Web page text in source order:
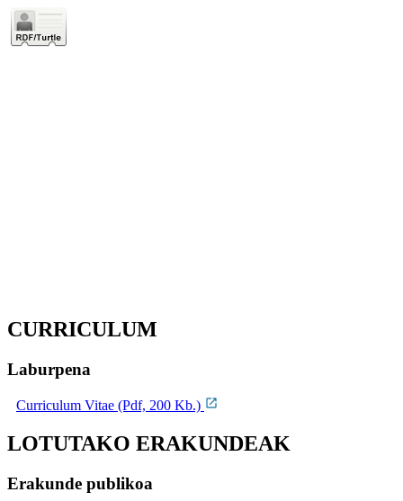
CURRICULUM
Laburpena
Curriculum Vitae (Pdf, 200 Kb.)
LOTUTAKO ERAKUNDEAK
Erakunde publikoa